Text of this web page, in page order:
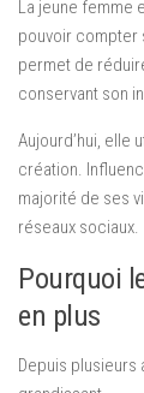
La jeune femme
pouvoir compter
permet de
conservant son
Aujourd’hui, elle
création.
majorité de ses
réseaux sociaux.
Pourquoi
en plus
Depuis plusieurs